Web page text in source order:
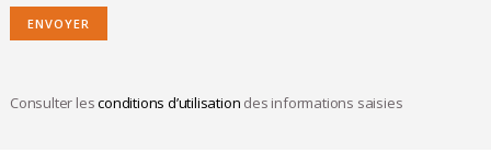
Consulter lesconditions d’utilisation des informations saisies